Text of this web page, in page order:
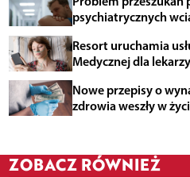
psychiatrycznych
Resort uruchamia
Medycznej dla lekarzy
Nowe przepisy o
zdrowia weszły w
ZOBACZ RÓWNIEŻ